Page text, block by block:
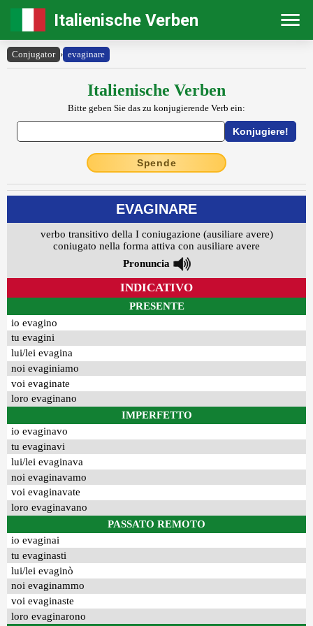
Italienische Verben
Conjugator › evaginare
Italienische Verben
Bitte geben Sie das zu konjugierende Verb ein:
Spende
EVAGINARE
verbo transitivo della I coniugazione (ausiliare avere)
coniugato nella forma attiva con ausiliare avere
Pronuncia
INDICATIVO
PRESENTE
io evagino
tu evagini
lui/lei evagina
noi evaginiamo
voi evaginate
loro evaginano
IMPERFETTO
io evaginavo
tu evaginavi
lui/lei evaginava
noi evaginavamo
voi evaginavate
loro evaginavano
PASSATO REMOTO
io evaginai
tu evaginasti
lui/lei evaginò
noi evaginammo
voi evaginaste
loro evaginarono